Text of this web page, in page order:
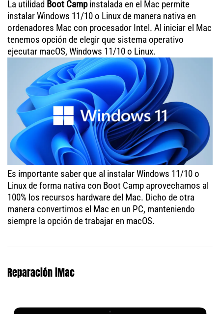
La utilidad Boot Campinstalada en el Mac permite
instalar Windows 11/10 o Linux de manera nativa en
ordenadores Mac con procesador Intel. Al iniciar el Mac
tenemos opción de elegir que sistema operativo
ejecutar macOS, Windows 11/10 o Linux.
Es importante saber que al instalar Windows 11/10 o
Linux de forma nativa con Boot Camp aprovechamos al
100% los recursos hardware del Mac. Dicho de otra
manera convertimos el Mac en un PC, manteniendo
siempre la opción de trabajar en macOS.
Reparación iMac